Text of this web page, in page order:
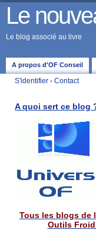
Le
Le blog associé au livre
A propos d'OF Conseil
S'identifier - Contact
A quoi sert ce blog
Tous les blogs de
Outils